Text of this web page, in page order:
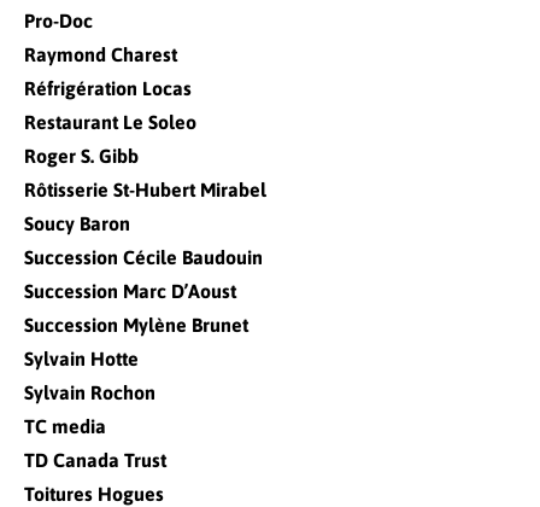
Pro-Doc
Raymond Charest
Réfrigération Locas
Restaurant Le Soleo
Roger S. Gibb
Rôtisserie St-Hubert Mirabel
Soucy Baron
Succession Cécile Baudouin
Succession Marc D’Aoust
Succession Mylène Brunet
Sylvain Hotte
Sylvain Rochon
TC media
TD Canada Trust
Toitures Hogues